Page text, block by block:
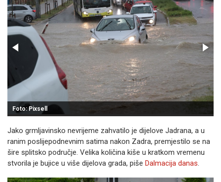
Foto: Pixsell
Jako grmljavinsko nevrijeme zahvatilo je dijelove Jadrana, a u
ranim poslijepodnevnim satima nakon Zadra, premjestilo se na
šire splitsko područje. Velika količina kiše u kratkom vremenu
stvorila je bujice u više dijelova grada, piše Dalmacija danas.